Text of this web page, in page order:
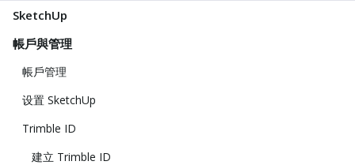
SketchUp
帳戶與管理
帳戶管理
设置 SketchUp
Trimble ID
建立 Trimble ID